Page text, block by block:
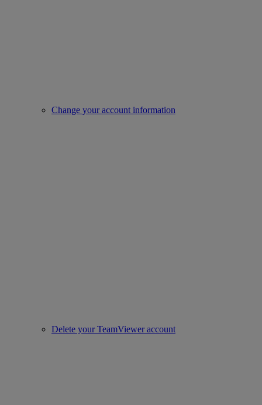
Change your account information
Delete your TeamViewer account